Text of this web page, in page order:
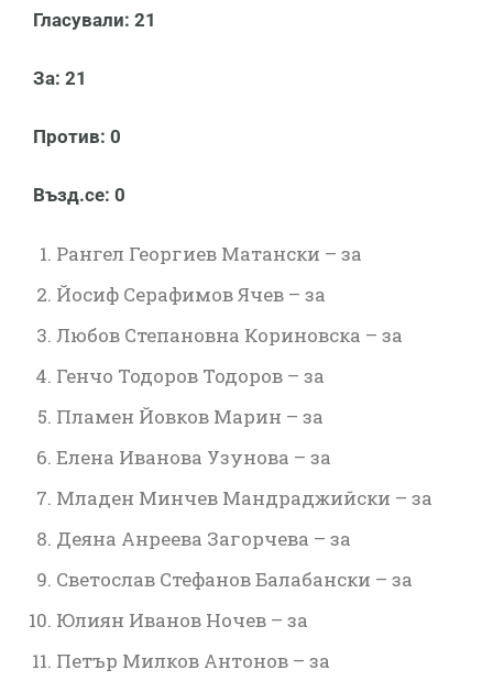
Гласували: 21
За: 21
Против: 0
Възд.се: 0
Рангел Георгиев Матански – за
Йосиф Серафимов Ячев – за
Любов Степановна Кориновска – за
Генчо Тодоров Тодоров – за
Пламен Йовков Марин – за
Елена Иванова Узунова – за
Младен Минчев Мандраджийски – за
Деяна Анреева Загорчева – за
Светослав Стефанов Балабански – за
Юлиян Иванов Ночев – за
Петър Милков Антонов – за